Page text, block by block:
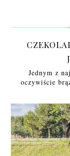
Jednym z
oczywiście